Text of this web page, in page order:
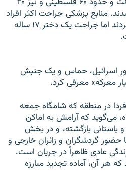
منابع پزشکی جراحت اکثر افراد
دو طرف را سطحی توصیف کردند اما جراحت یک دختر ۱۷ ساله
اسرائیل، حماس و یک جنبش
معرکه» معرفی کرد.
فردا در منطقه که شامگاه جمعه
می‌گوید که آرامش به اماکن
باستانی بازگشته، و در بخش
حضور گردشگران و زائران خارجی و
عادی ظاهراً در جریان است.
هر آن، آماده تجدید مبارزه